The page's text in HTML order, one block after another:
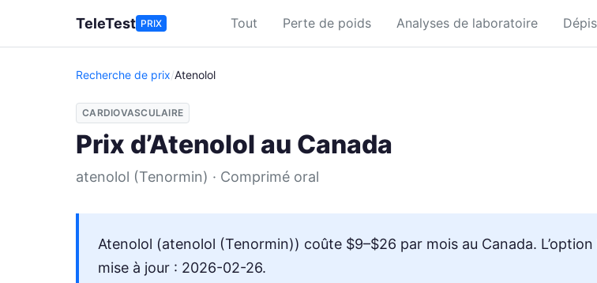
TeleTest PRIX Tout Perte de poids Analyses de laboratoire
Recherche de prix/Atenolol
CARDIOVASCULAIRE
Prix d’Atenolol au Canada
atenolol (Tenormin) · Comprimé oral
Atenolol (atenolol (Tenormin)) coûte $9–$26 par mois au Canada.
mise à jour : 2026-02-26.